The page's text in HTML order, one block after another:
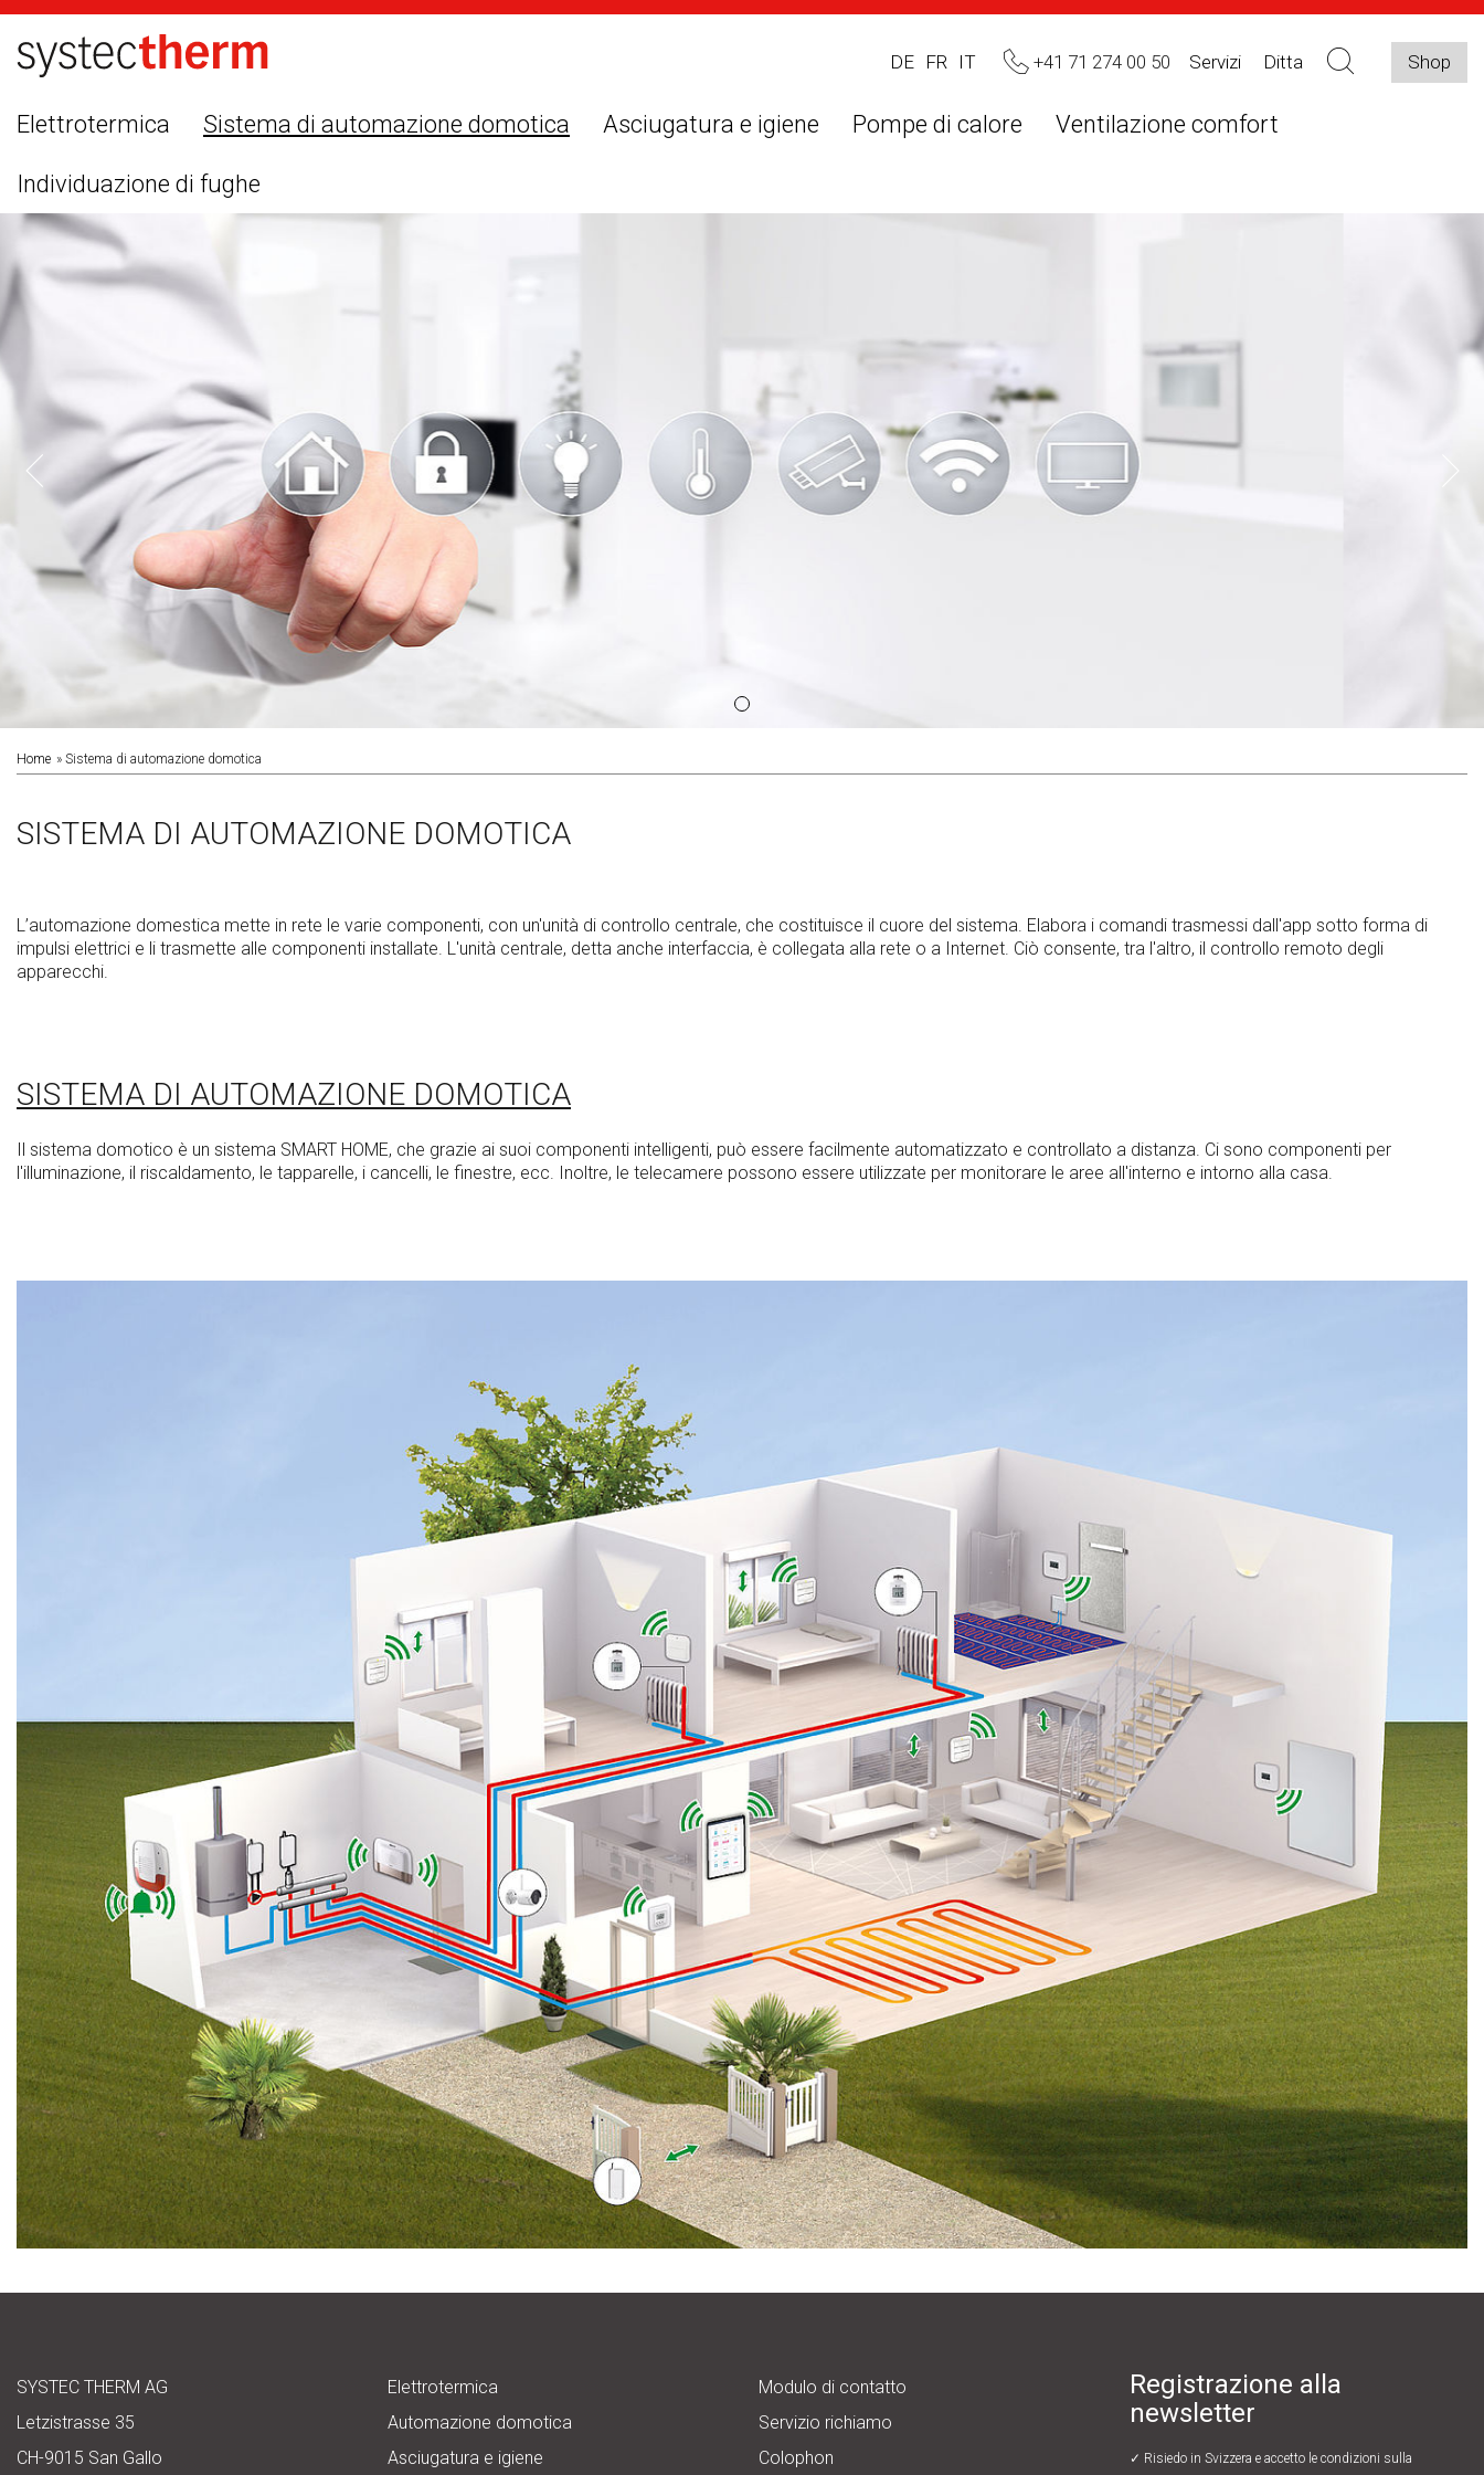
DE FR IT +41 71 274 00 50 Servizi Ditta Shop
Elettrotermica Sistema di automazione domotica Asciugatura e igiene Pompe di calore Ventilazione comfort
Individuazione di fughe
Home Sistema di automazione domotica
SISTEMA DI AUTOMAZIONE DOMOTICA
L’automazione domestica mette in rete le varie componenti, con un'unità di controllo centrale, che costituisce il cuore del sistema. Elabora i comandi trasmessi dall'app sotto forma di
impulsi elettrici e li trasmette alle componenti installate. L'unità centrale, detta anche interfaccia, è collegata alla rete o a Internet. Ciò consente, tra l'altro, il controllo remoto degli
apparecchi.
SISTEMA DI AUTOMAZIONE DOMOTICA
Il sistema domotico è un sistema SMART HOME, che grazie ai suoi componenti intelligenti, può essere facilmente automatizzato e controllato a distanza. Ci sono componenti per
l'illuminazione, il riscaldamento, le tapparelle, i cancelli, le finestre, ecc. Inoltre, le telecamere possono essere utilizzate per monitorare le aree all'interno e intorno alla casa.
SYSTEC THERM AG
Letzistrasse 35
CH-9015 San Gallo
Elettrotermica
Automazione domotica
Asciugatura e igiene
Modulo di contatto
Servizio richiamo
Colophon
Registrazione alla
newsletter
✓ Risiedo in Svizzera e accetto le condizioni sulla